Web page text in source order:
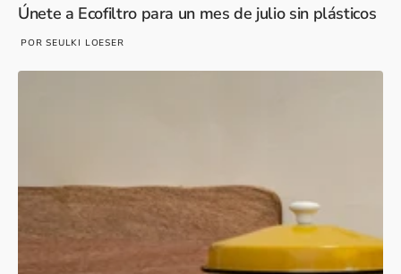
Únete a Ecofiltro para un mes de julio sin plásticos
POR SEULKI LOESER